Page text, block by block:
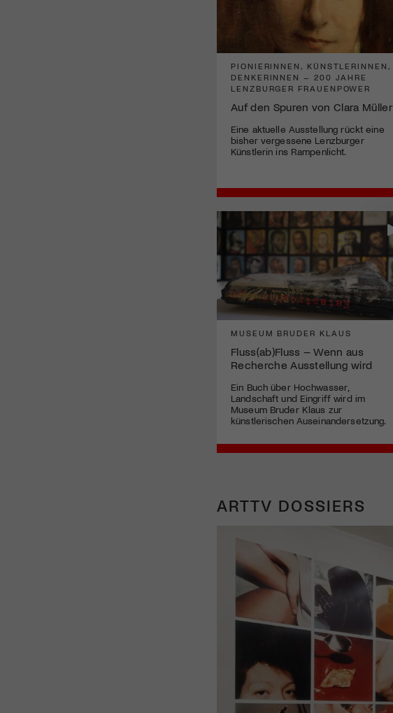
PIONIERINNEN, KÜNSTLERINNEN,
DENKERINNEN – 200 JAHRE
LENZBURGER FRAUENPOWER
Auf den Spuren von Clara Müller
Eine aktuelle Ausstellung rückt eine
bisher vergessene Lenzburger
Künstlerin ins Rampenlicht.
MUSEUM BRUDER KLAUS
Fluss(ab)Fluss – Wenn aus
Recherche Ausstellung wird
Ein Buch über Hochwasser,
Landschaft und Eingriff wird im
Museum Bruder Klaus zur
künstlerischen Auseinandersetzung.
ARTTV DOSSIERS